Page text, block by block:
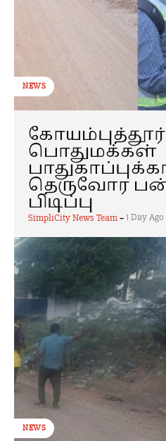
NEWS
கோயம்புத்தூர்
பொதுமக்கள்
தெருவோர
பிடிப்பு
SimpliCity News Team-1 Day Ago
NEWS